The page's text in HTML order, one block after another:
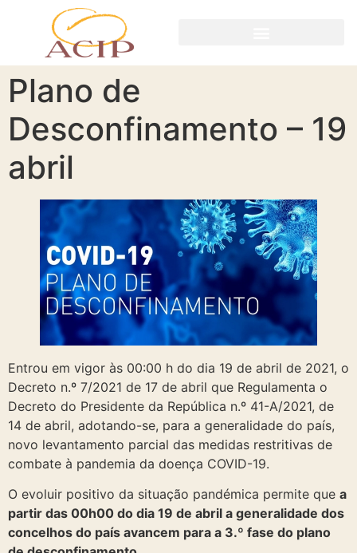
Plano de
Desconfinamento – 19
abril
Entrou em vigor às 00:00 h do dia 19 de abril de 2021, o
Decreto n.º 7/2021 de 17 de abril que Regulamenta o
Decreto do Presidente da República n.º 41-A/2021, de
14 de abril, adotando-se, para a generalidade do país,
novo levantamento parcial das medidas restritivas de
combate à pandemia da doença COVID-19.
O evoluir positivo da situação pandémica permite que a
partir das 00h00 do dia 19 de abril a generalidade dos
concelhos do país avancem para a 3.º fase do plano